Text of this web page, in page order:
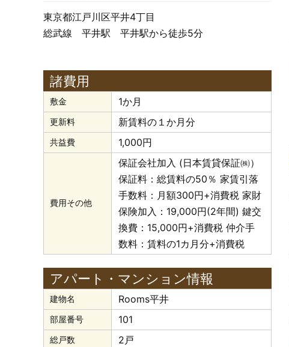
東京都江戸川区平井4丁目
総武線 平井駅 平井駅から徒歩5分
諸費用
敷金 1か月
更新料 新賃料の１か月分
共益費 1,000円
費用その他
保証会社加入 (日本賃貸保証㈱）
保証料：総賃料の50％ 家賃引落
手数料：月額300円+消費税 家財
保険加入：19,000円(2年間) 鍵交
換費：15,000円+消費税 仲介手
数料：賃料の1カ月分+消費税
アパート・マンション情報
建物名 Rooms平井
部屋番号 101
総戸数 2戸